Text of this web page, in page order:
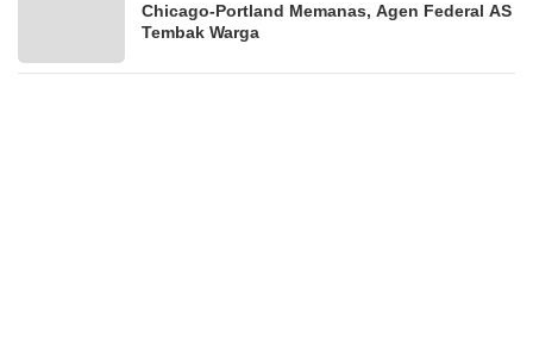
Chicago-Portland Memanas, Agen Federal AS
Tembak Warga